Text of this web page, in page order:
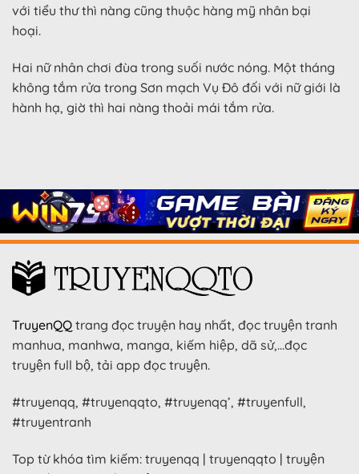
với tiểu thư thì nàng cũng thuộc hàng mỹ nhân bại
hoại.
Hai nữ nhân chơi đùa trong suối nước nóng. Một tháng
không tắm rửa trong Sơn mạch Vụ Đô đối với nữ giới là
hành hạ, giờ thì hai nàng thoải mái tắm rửa.
TruyenQQ trang đọc truyện hay nhất, đọc truyện tranh
manhua, manhwa, manga, kiếm hiệp, dã sử,…đọc
truyện full bộ, tải app đọc truyện.
#truyenqq, #truyenqqto, #truyenqq’, #truyenfull,
#truyentranh
Top từ khóa tìm kiếm: truyenqq | truyenqqto | truyện